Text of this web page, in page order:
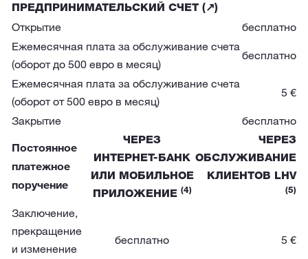
ПРЕДПРИНИМАТЕЛЬСКИЙ СЧЕТ (↗)
Открытие
бесплатно
Ежемесячная плата за обслуживание счета
(оборот до 500 евро в месяц)
бесплатно
Ежемесячная плата за обслуживание счета
(оборот от 500 евро в месяц)
5 €
Закрытие
бесплатно
Постоянное
платежное
поручение
ЧЕРЕЗ
ИНТЕРНЕТ-БАНК
ИЛИ МОБИЛЬНОЕ
ПРИЛОЖЕНИЕ (4)
ЧЕРЕЗ
ОБСЛУЖИВАНИЕ
КЛИЕНТОВ LHV
(5)
Заключение,
прекращение
и изменение
бесплатно 5 €